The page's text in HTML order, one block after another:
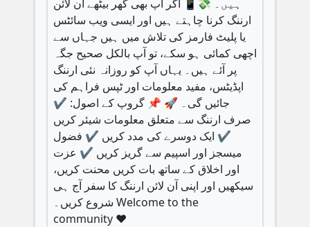
ہیں۔ 💸📱 اگر آپ بھی گھر بیٹھے آن لائن
ارننگ کرنا چاہتے ہیں اور ایسی ویب سائٹس
یا پلیٹ فارمز کی تلاش میں ہیں جہاں سے
اچھی کمائی ہو سکے، تو آپ بالکل صحیح جگہ
پر آئے ہیں۔ یہاں آپ کو روزانہ نئی ارننگ
اپڈیٹس، مفید معلومات اور ٹپس فراہم کی
جائیں گی۔ 🚀 📌 گروپ کے اصول: ✔️
صرف ارننگ سے متعلق معلومات شیئر کریں
✔️ ایک دوسرے کی مدد کریں ✔️ فضول
میسجز اور اسپیم سے گریز کریں ✔️ عزت
اور اخلاق کے ساتھ بات کریں محنت کریں،
سیکھیں اور اپنی آن لائن ارننگ کا سفر آج ہی
شروع کریں۔ Welcome to the
community ❤️